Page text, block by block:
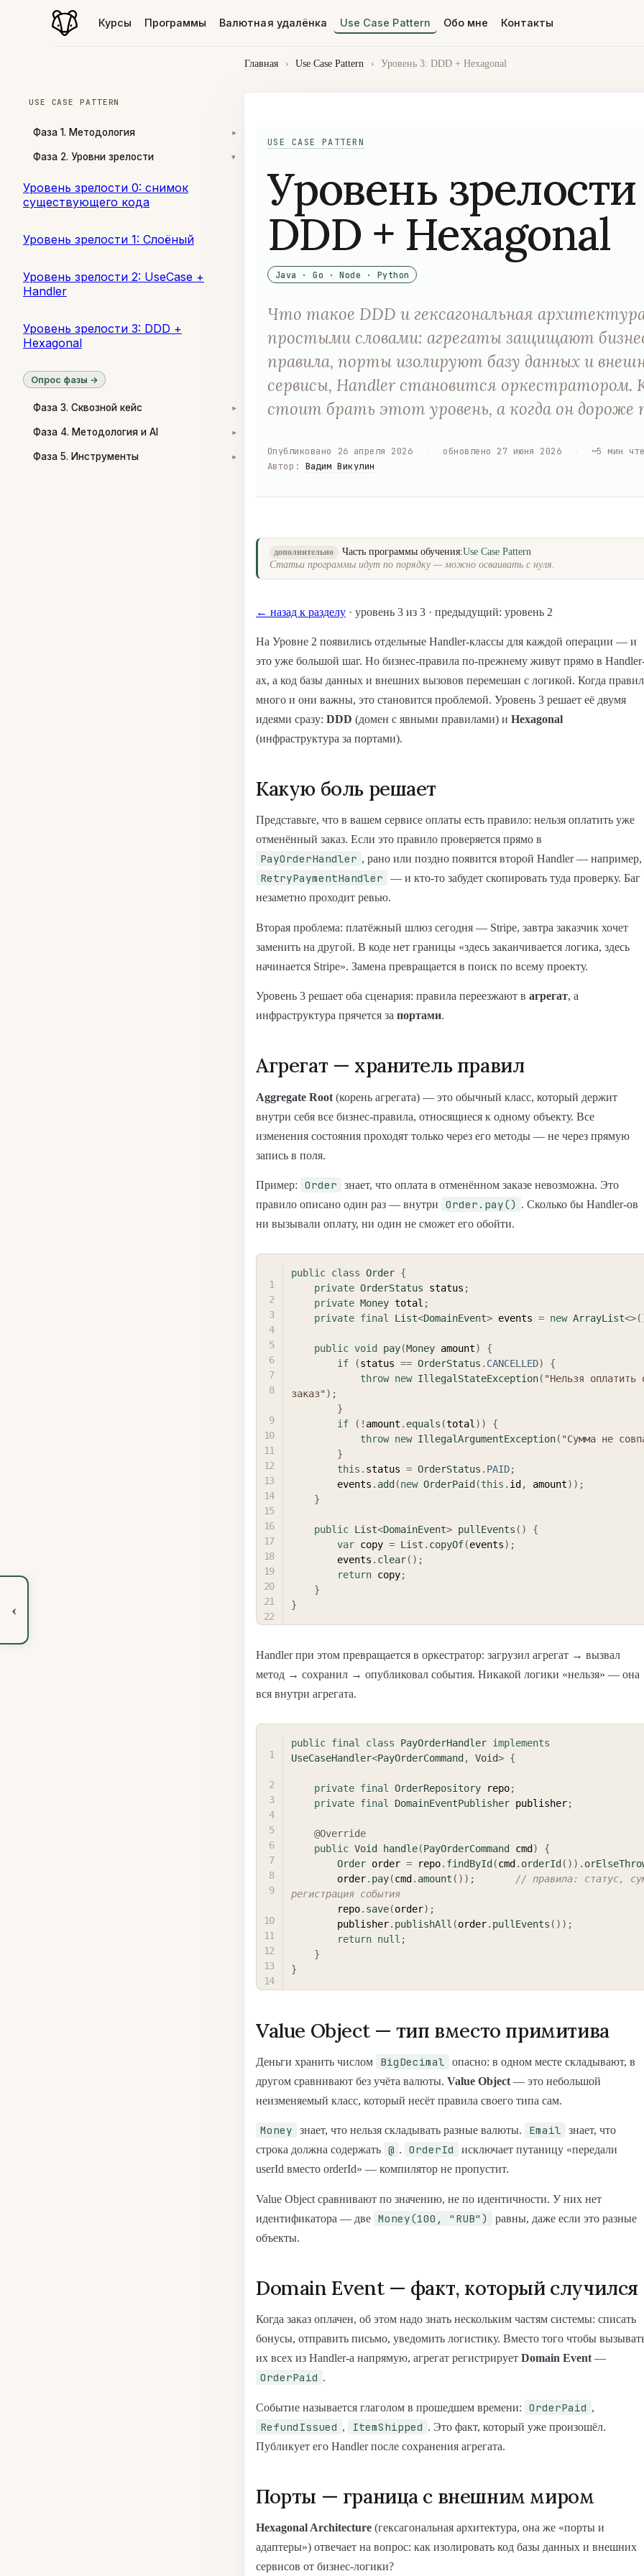
Курсы Программы Валютная удалёнка Use Case Pattern Обо мне Контакты
USE CASE PATTERN
Фаза 1. Методология ▾
Фаза 2. Уровни зрелости ▾
Уровень зрелости 0: снимок
существующего кода
Уровень зрелости 1: Слоёный
Уровень зрелости 2: UseCase +
Handler
Уровень зрелости 3: DDD +
Hexagonal
Опрос фазы →
Фаза 3. Сквозной кейс ▾
Фаза 4. Методология и AI ▾
Фаза 5. Инструменты ▾
‹
Главная › Use Case Pattern › Уровень 3: DDD + Hexagonal
USE CASE PATTERN
Уровень зрелости
DDD + Hexagonal
Java · Go · Node · Python
Что такое DDD и гексагональная
простыми словами: агрегаты защищают
правила, порты изолируют базу данных и
сервисы, Handler становится оркестратором.
стоит брать этот уровень, а когда он дороже
Опубликовано 26 апреля 2026 обновлено 27 июня 2026 ~5 мин
Автор : Вадим Викулин
дополнительно Часть программы обучения:Use Case Pattern
Статьи программы идут по порядку — можно осваивать с нуля.
← назад к разделу · уровень 3 из 3 · предыдущий: уровень 2
На Уровне 2 появились отдельные Handler-классы для каждой операции — и
это уже большой шаг. Но бизнес-правила по-прежнему живут прямо в
ах, а код базы данных и внешних вызовов перемешан с логикой. Когда правил
много и они важны, это становится проблемой. Уровень 3 решает её двумя
идеями сразу: DDD (домен с явными правилами) и Hexagonal
(инфраструктура за портами).
Какую боль решает
Представьте, что в вашем сервисе оплаты есть правило: нельзя оплатить уже
отменённый заказ. Если это правило проверяется прямо в
PayOrderHandler , рано или поздно появится второй Handler — например,
RetryPaymentHandler
— и кто-то забудет скопировать туда проверку. Баг
незаметно проходит ревью.
Вторая проблема: платёжный шлюз сегодня — Stripe, завтра заказчик хочет
заменить на другой. В коде нет границы «здесь заканчивается логика, здесь
начинается Stripe». Замена превращается в поиск по всему проекту.
Уровень 3 решает оба сценария: правила переезжают в агрегат, а
инфраструктура прячется за портами.
Агрегат — хранитель правил
Aggregate Root (корень агрегата) — это обычный класс, который держит
внутри себя все бизнес-правила, относящиеся к одному объекту. Все
изменения состояния проходят только через его методы — не через прямую
запись в поля.
Пример: Order
знает, что оплата в отменённом заказе невозможна. Это
правило описано один раз — внутри
Order.pay() . Сколько бы Handler-ов
ни вызывали оплату, ни один не сможет его обойти.
public class Order {
private OrderStatus status ;
private Money total ;
private final List<DomainEvent> events = new ArrayList<>(
public void pay(Money amount)
{
if
(status == OrderStatus . CANCELLED)
{
throw new IllegalStateException( "Нельзя оплатить
заказ") ;
}
if
( ! amount . equals (total ) )
{
throw new IllegalArgumentException( "Сумма не
}
this . status = OrderStatus . PAID;
        events
. add (new OrderPaid (this . id , amount) ) ;
}
public List<DomainEvent> pullEvents ( )
{
var copy = List . copyOf(events) ;
        events
. clear( ) ;
return copy;
}
}
Handler при этом превращается в оркестратор: загрузил агрегат → вызвал
метод → сохранил → опубликовал события. Никакой логики «нельзя» — она
вся внутри агрегата.
public final class PayOrderHandler implements
UseCaseHandler<PayOrderCommand , Void> {
private final OrderRepository repo;
private final DomainEventPublisher publisher;
@Override
public Void handle(PayOrderCommand cmd )
{
Order order = repo. findById (cmd . orderId ( ) ) .
        order
. pay(cmd . amount ( ) ) ;
// правила: статус,
регистрация события
        repo
. save(order) ;
        publisher
. publishAll (order. pullEvents ( ) ) ;
return null ;
}
}
Value Object — тип вместо примитива
Деньги хранить числом BigDecimal
опасно: в одном месте складывают, в
другом сравнивают без учёта валюты. Value Object — это небольшой
неизменяемый класс, который несёт правила своего типа сам.
Money знает, что нельзя складывать разные валюты. Email
знает, что
строка должна содержать @ . OrderId
исключает путаницу «передали
userId вместо orderId» — компилятор не пропустит.
Value Object сравнивают по значению, не по идентичности. У них нет
идентификатора — две Money(100, "RUB")
равны, даже если это разные
объекты.
Domain Event — факт, который случился
Когда заказ оплачен, об этом надо знать нескольким частям системы: списать
бонусы, отправить письмо, уведомить логистику. Вместо того чтобы
их всех из Handler-а напрямую, агрегат регистрирует Domain Event —
OrderPaid .
Событие называется глаголом в прошедшем времени: OrderPaid ,
RefundIssued , ItemShipped . Это факт, который уже произошёл.
Публикует его Handler после сохранения агрегата.
Порты — граница с внешним миром
Hexagonal Architecture (гексагональная архитектура, она же «порты и
адаптеры») отвечает на вопрос: как изолировать код базы данных и внешних
сервисов от бизнес-логики?